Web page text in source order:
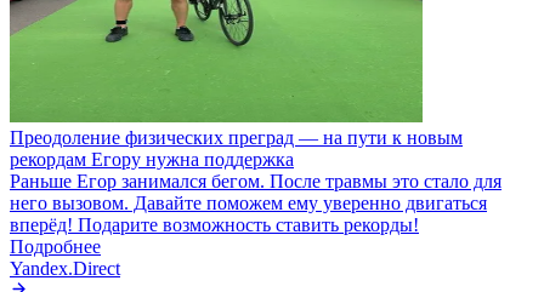
Преодоление физических преград — на пути к новым
рекордам Егору нужна поддержка
Раньше Егор занимался бегом. После травмы это стало для
него вызовом. Давайте поможем ему уверенно двигаться
вперёд! Подарите возможность ставить рекорды!
Подробнее
Yandex.Direct